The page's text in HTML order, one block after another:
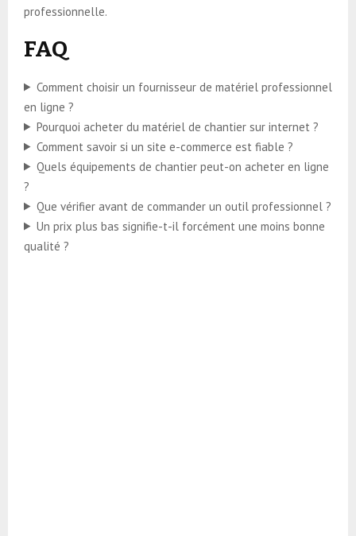
professionnelle.
FAQ
Comment choisir un fournisseur de matériel professionnel
en ligne ?
Pourquoi acheter du matériel de chantier sur internet ?
Comment savoir si un site e-commerce est fiable ?
Quels équipements de chantier peut-on acheter en ligne
?
Que vérifier avant de commander un outil professionnel ?
Un prix plus bas signifie-t-il forcément une moins bonne
qualité ?